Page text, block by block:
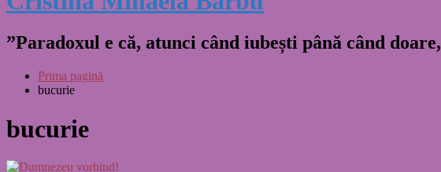
”Paradoxul e că, atunci când iubești până când
Prima pagină
bucurie
bucurie